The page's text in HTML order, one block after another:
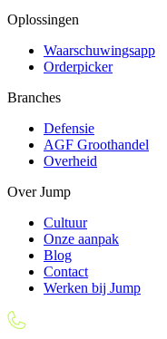
Oplossingen
Waarschuwingsapp
Orderpicker
Branches
Defensie
AGF Groothandel
Overheid
Over Jump
Cultuur
Onze aanpak
Blog
Contact
Werken bij Jump